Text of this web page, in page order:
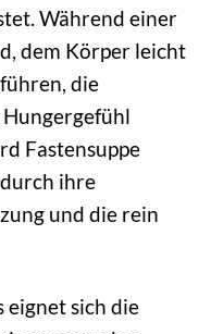
Während einer
dem Körper leicht
die
Fastensuppe
ihre
und die rein
eignet sich die